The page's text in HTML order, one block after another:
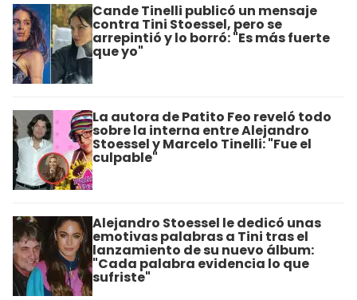
Cande Tinelli publicó un mensaje
contra Tini Stoessel, pero se
arrepintió y lo borró: "Es más fuerte
que yo"
La autora de Patito Feo reveló todo
sobre la interna entre Alejandro
Stoessel y Marcelo Tinelli: "Fue el
culpable"
Alejandro Stoessel le dedicó unas
emotivas palabras a Tini tras el
lanzamiento de su nuevo álbum:
"Cada palabra evidencia lo que
sufriste"